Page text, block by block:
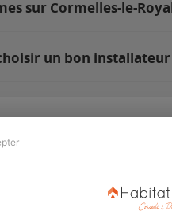
sur Cormelles-le-
un bon
Revue de presse